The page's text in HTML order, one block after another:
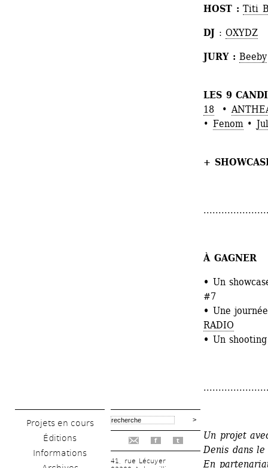
Projets en cours
Éditions
Informations
f t
41, rue Lécuyer
HOST : Titi
DJ : OXYDZ
JURY : Beeby
LES 9
18 •
• Fenom•
+
À GAGNER
• Un
#7
• Une
RADIO
• Un
Un projet
Denis dans
En